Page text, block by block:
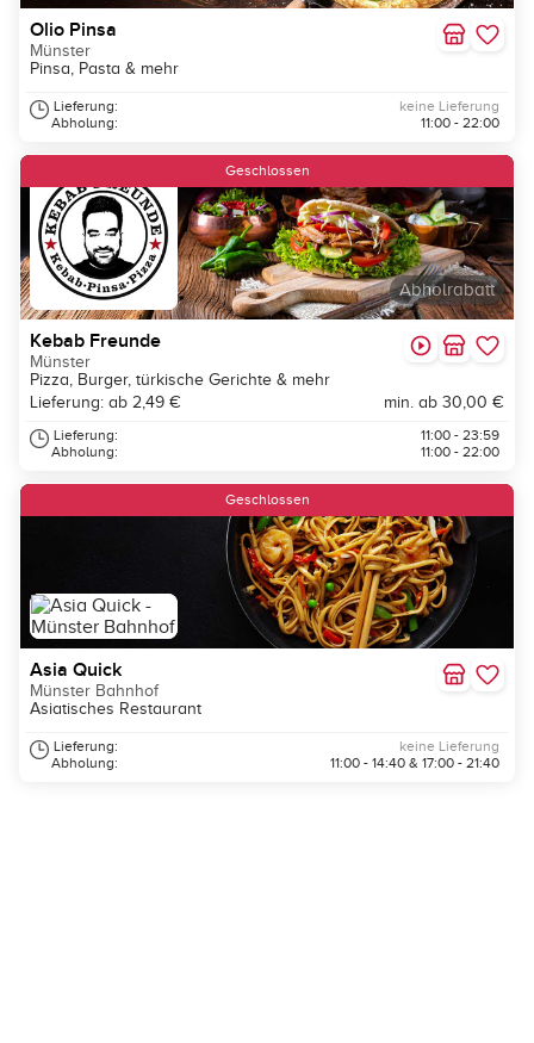
Olio Pinsa
Münster
Pinsa, Pasta & mehr
Lieferung:
Abholung:
keine Lieferung
11:00 - 22:00
Abholrabatt
Geschlossen
Kebab Freunde
Münster
Pizza, Burger, türkische Gerichte & mehr
Lieferung: ab 2,49 €
min. ab 30,00 €
Lieferung:
Abholung:
11:00 - 23:59
11:00 - 22:00
Geschlossen
Asia Quick
Münster Bahnhof
Asiatisches Restaurant
Lieferung:
Abholung:
keine Lieferung
11:00 - 14:40 & 17:00 - 21:40